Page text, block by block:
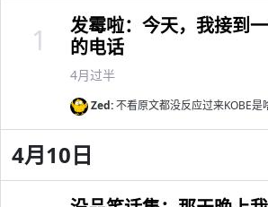
发霉啦：今天，我接到
的电话
4月过半
Zed:不看原文都没反应过来KOBE
1
4月10日